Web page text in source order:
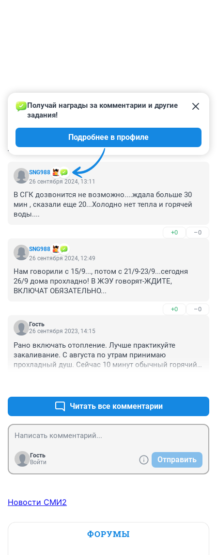
КОММЕНТАРИИ 32
SNG988
Получай награды за комментарии и другие
задания!
Подробнее в профиле
26 сентября 2024, 13:11
В СГК дозвонится не возможно....ждала больше 30
мин , сказали еще 20...Холодно нет тепла и горячей
воды....
+0 –0
SNG988
26 сентября 2024, 12:49
Нам говорили с 15/9..., потом с 21/9-23/9...сегодня
26/9 дома прохладно! В ЖЭУ говорят-ЖДИТЕ,
ВКЛЮЧАТ ОБЯЗАТЕЛЬНО...
+0 –0
Гость
26 сентября 2023, 14:15
Рано включать отопление. Лучше практикуйте
закаливание. С августа по утрам принимаю
прохладный душ. Сейчас 10 минут обычный горячий и
на 30 %, женщины в трамвае активно знакомятся.
Читать все комментарии
Гость
Войти
Отправить
Новости СМИ2
ФОРУМЫ